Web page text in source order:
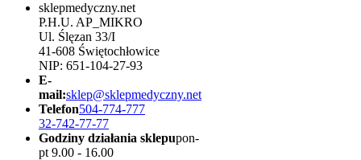
sklepmedyczny.net
P.H.U. AP_MIKRO
Ul. Ślęzan 33/I
41-608 Świętochłowice
NIP: 651-104-27-93
E-
mail:sklep@sklepmedyczny.net
Telefon504-774-777
32-742-77-77
Godziny działania sklepupon-
pt 9.00 - 16.00